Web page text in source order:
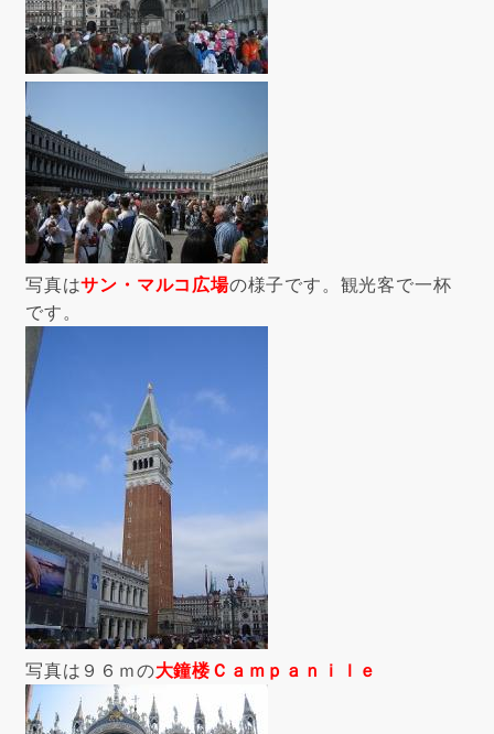
写真はサン・マルコ広場の様子です。観光客で一杯
です。
写真は９６ｍの大鐘楼Ｃａｍｐａｎｉｌｅ